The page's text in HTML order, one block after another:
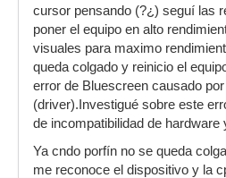
cursor pensando (?¿) seguí las
poner el equipo en alto
visuales para maximo
queda colgado y reinicio el
error de Bluescreen causado por
(driver).Investigué sobre este
de incompatibilidad de hardware
Ya cndo porfín no se queda
me reconoce el dispositivo y la